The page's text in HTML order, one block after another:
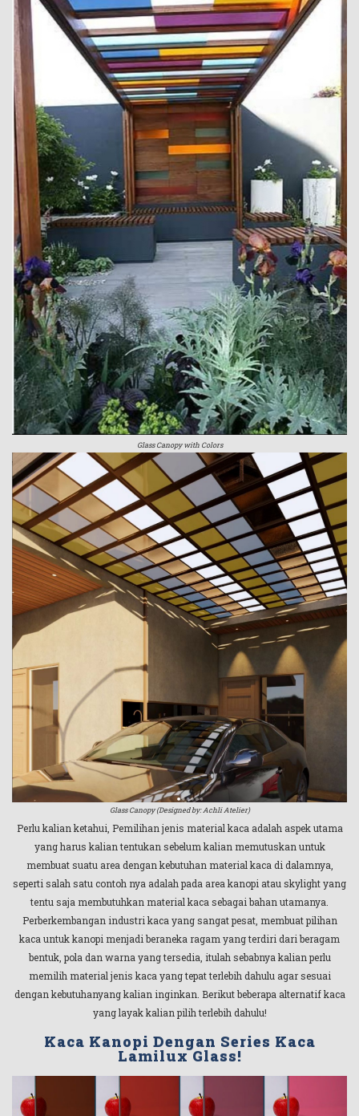
Glass Canopy with Colors
Glass Canopy (Designed by: Achli Atelier)
Perlu kalian ketahui, Pemilihan jenis material kaca adalah aspek utama
yang harus kalian tentukan sebelum kalian memutuskan untuk
membuat suatu area dengan kebutuhan material kaca di dalamnya,
seperti salah satu contoh nya adalah pada area kanopi atau skylight yang
tentu saja membutuhkan material kaca sebagai bahan utamanya.
Perberkembangan industri kaca yang sangat pesat, membuat pilihan
kaca untuk kanopi menjadi beraneka ragam yang terdiri dari beragam
bentuk, pola dan warna yang tersedia, itulah sebabnya kalian perlu
memilih material jenis kaca yang tepat terlebih dahulu agar sesuai
dengan kebutuhanyang kalian inginkan. Berikut beberapa alternatif kaca
yang layak kalian pilih terlebih dahulu!
Kaca Kanopi Dengan Series Kaca
Lamilux Glass!